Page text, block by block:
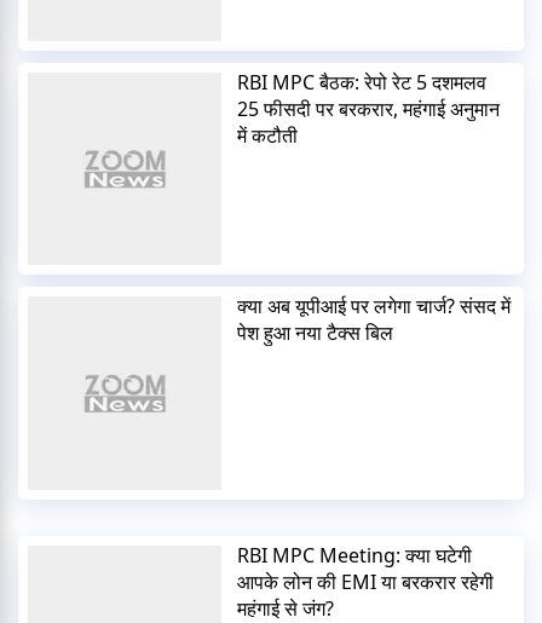
RBI MPC बैठक: रेपो रेट 5 दशमलव
25 फीसदी पर बरकरार, महंगाई अनुमान
में कटौती
क्या अब यूपीआई पर लगेगा चार्ज? संसद में
पेश हुआ नया टैक्स बिल
RBI MPC Meeting: क्या घटेगी
आपके लोन की EMI या बरकरार रहेगी
महंगाई से जंग?